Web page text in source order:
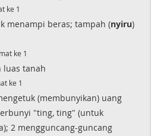
ke 1
menampi beras; tampah (nyiru)
ke 1
luas tanah
ke 1
(membunyikan) uang
"ting, ting" (untuk
2 mengguncang-guncang